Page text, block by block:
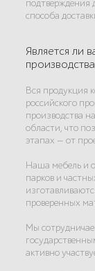
подтверждения
способа
Является ли
производства
Вся продукция
российского
производства
области, что
этапах — от
Наша мебель и
парков и
проверенных
Мы
активно